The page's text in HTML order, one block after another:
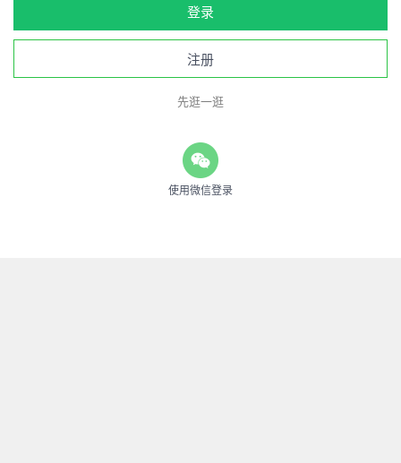
登录
注册
先逛一逛
使用微信登录